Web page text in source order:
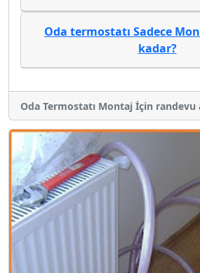
Oda termostatı Sadece
kadar?
Oda Termostatı Montaj İçin randevu